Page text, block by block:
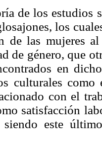
de los estudios
los
de las mujeres
de género, que
en
culturales como
con el
satisfacción
este